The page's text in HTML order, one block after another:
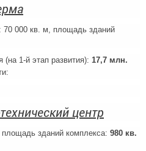
70 000 кв. м, площадь зданий
1-й этап развития): 17,7 млн.
центр
площадь зданий комплекса: 980 кв.